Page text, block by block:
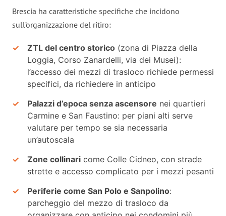
Brescia ha caratteristiche specifiche che incidono
sull’organizzazione del ritiro:
ZTL del centro storico (zona di Piazza della
Loggia, Corso Zanardelli, via dei Musei):
l’accesso dei mezzi di trasloco richiede permessi
specifici, da richiedere in anticipo
Palazzi d’epoca senza ascensore nei quartieri
Carmine e San Faustino: per piani alti serve
valutare per tempo se sia necessaria
un’autoscala
Zone collinari come Colle Cidneo, con strade
strette e accesso complicato per i mezzi pesanti
Periferie come San Polo e Sanpolino:
parcheggio del mezzo di trasloco da